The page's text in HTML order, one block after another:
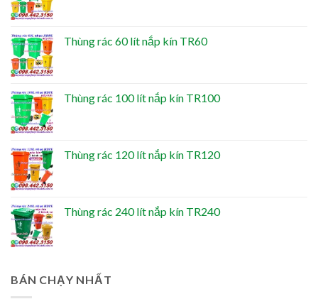
Thùng rác 60 lít nắp kín TR60
Thùng rác 100 lít nắp kín TR100
Thùng rác 120 lít nắp kín TR120
Thùng rác 240 lít nắp kín TR240
BÁN CHẠY NHẤT